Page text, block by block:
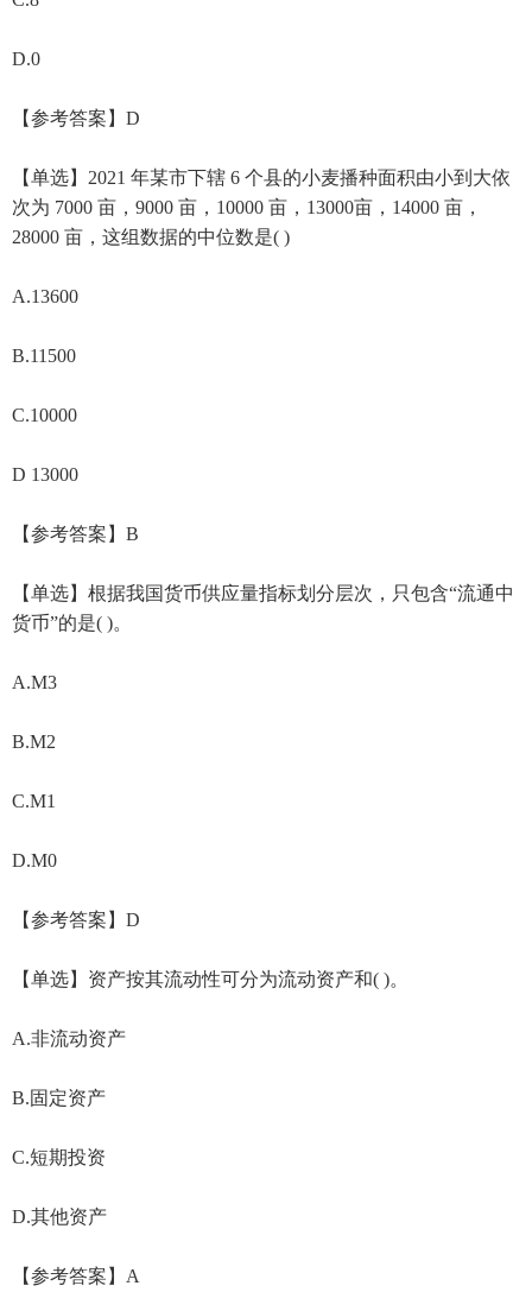
D.0
【参考答案】D
【单选】2021 年某市下辖 6 个县的小麦播种面积由小到大依
次为 7000 亩，9000 亩，10000 亩，13000亩，14000 亩，
28000 亩，这组数据的中位数是( )
A.13600
B.11500
C.10000
D 13000
【参考答案】B
【单选】根据我国货币供应量指标划分层次，只包含“流通中
货币”的是( )。
A.M3
B.M2
C.M1
D.M0
【参考答案】D
【单选】资产按其流动性可分为流动资产和( )。
A.非流动资产
B.固定资产
C.短期投资
D.其他资产
【参考答案】A